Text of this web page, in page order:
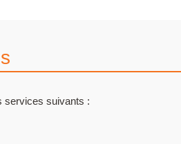
services suivants :